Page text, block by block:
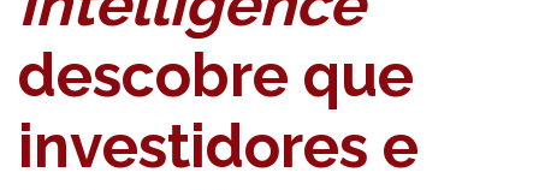
descobre que
investidores e